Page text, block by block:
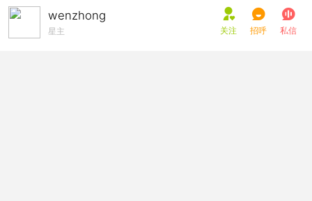
关注 招呼 私信
wenzhong
星主